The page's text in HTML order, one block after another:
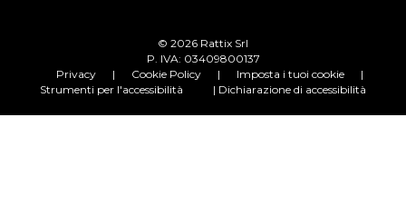
© 2026 Rattix Srl
P. IVA: 03409800137
Privacy
| Cookie Policy | Imposta i tuoi cookie
|
Strumenti per l'accessibilità
| Dichiarazione di accessibilità